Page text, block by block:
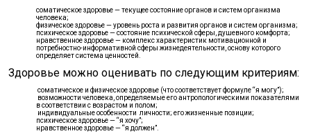
соматическое здоровье — текущее состояние органов и систем организма
человека;
физическое здоровье — уровень роста и развития органов и систем организма;
психическое здоровье — состояние психической сферы, душевного комфорта;
нравственное здоровье — комплекс характеристик мотивационной и
потребностно-информативной сферы жизнедеятельности, основу которого
определяет система ценностей.
Здоровье можно оценивать по следующим критериям:
соматическое и физическое здоровье (что соответствует формуле “я могу”);
возможности человека, определяемые его антропологическими показателями
в соответствии с возрастом и полом;
индивидуальные особенности личности; его жизненные позиции;
психическое здоровье — “я хочу”;
нравственное здоровье — “я должен”.